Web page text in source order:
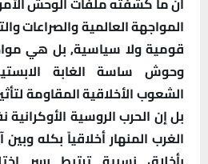
المواجهة العالمية والصراعات
قومية ولا سياسية, بل هي
وحوش ساسة الغابة
الشعوب الأخلاقية المقاومة
بل إن الحرب الروسية
الغرب المنهار أخلاقياً بكله